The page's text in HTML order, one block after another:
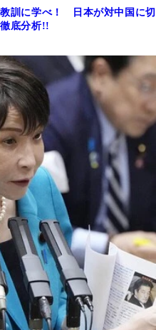
訓に学べ！ 日本が対中国に切
底分析!!